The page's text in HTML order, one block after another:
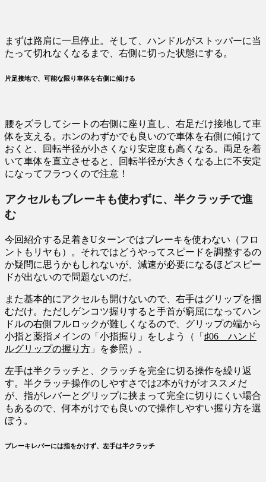
まずは路肩に一旦停止。そして、ハンドルがストッパーに当
たって切れなくなるまで、右側に切った状態にする。
片足接地で、可能な限り車体を右側に傾ける
腰をズラしてシートの右側に座り直し、右足だけ接地して車
体を支える。ホンのわずかでも良いので車体を右側に傾けて
おくと、回転半径が小さくなり安定度も高くなる。両足を着
いて車体を直立させると、回転半径が大きくなる上に不安定
になってフラつくので注意！
アクセルもブレーキも使わずに、半クラッチで進
む
今回紹介する足着きUターンではブレーキを使わない（フロ
ントもリヤも）。それではどうやってスピードを調整するの
か疑問に思うかもしれないが、減速が必要になるほどスピー
ドが出ないので問題ないのだ。
また基本的にアクセルも開けないので、右手はグリップを掴
むだけ。ただしゲンコツ握りすると手首が窮屈になってハン
ドルの右側フルロックが難しくなるので、グリップの端から
小指と薬指メインの「小指握り」をしよう（「 ♯06 ハンド
ルグリップの握り方 」を参照）。
左手は半クラッチと、クラッチを完全に切る操作を繰り返
す。半クラッチ操作のしやすさでは2本がけがオススメだ
が、指がレバーとグリップに挟まって完全に切りにくい場合
もあるので、何本がけでも良いので操作しやすい握り方を選
ぼう。
ブレーキレバーには指をかけず、左手は半クラッチ